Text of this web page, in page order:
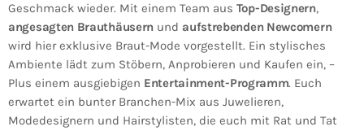
Geschmack wieder. Mit einem Team aus Top-Designern,
angesagten Brauthäusern und aufstrebenden Newcomern
wird hier exklusive Braut-Mode vorgestellt. Ein stylisches
Ambiente lädt zum Stöbern, Anprobieren und Kaufen ein, –
Plus einem ausgiebigen Entertainment-Programm. Euch
erwartet ein bunter Branchen-Mix aus Juwelieren,
Modedesignern und Hairstylisten, die euch mit Rat und Tat